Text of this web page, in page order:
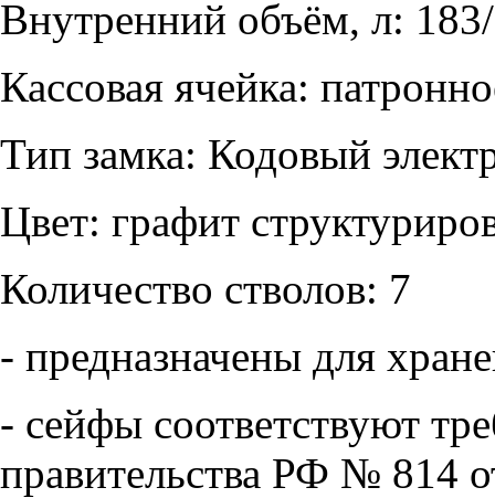
Внутренний объём, л:
Кассовая ячейка:
Тип замка: Кодовый
Цвет: графит
Количество стволов: 7
- предназначены для
- сейфы соответствуют
правительства РФ № 814